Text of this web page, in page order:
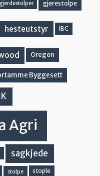
gjerestolpe
hesteutstyr IBC
Oregon
Byggesett
Agri
sagkjede
stolpe stople